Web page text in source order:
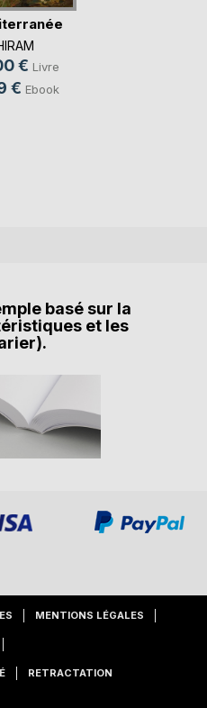
€ Livre
€ Ebook
basé sur la
et les
MENTIONS LÉGALES
RETRACTATION